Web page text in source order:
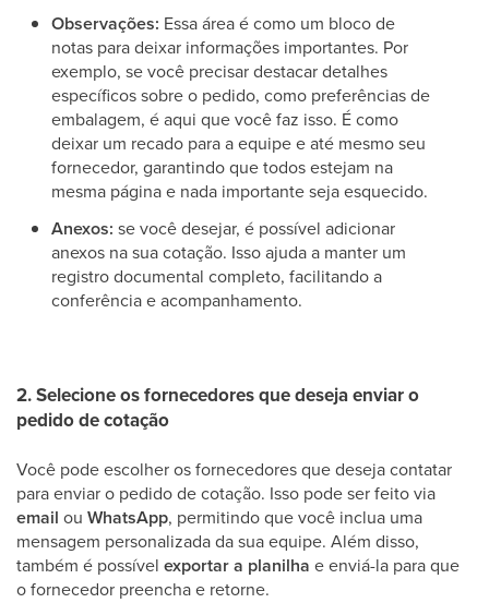
Observações: Essa área é como um bloco de
notas para deixar informações importantes. Por
exemplo, se você precisar destacar detalhes
específicos sobre o pedido, como preferências de
embalagem, é aqui que você faz isso. É como
deixar um recado para a equipe e até mesmo seu
fornecedor, garantindo que todos estejam na
mesma página e nada importante seja esquecido.
Anexos: se você desejar, é possível adicionar
anexos na sua cotação. Isso ajuda a manter um
registro documental completo, facilitando a
conferência e acompanhamento.
2. Selecione os fornecedores que deseja enviar o
pedido de cotação
Você pode escolher os fornecedores que deseja contatar
para enviar o pedido de cotação. Isso pode ser feito via
email ou WhatsApp, permitindo que você inclua uma
mensagem personalizada da sua equipe. Além disso,
também é possível exportar a planilha e enviá-la para que
o fornecedor preencha e retorne.